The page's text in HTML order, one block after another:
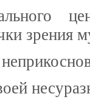
зрения